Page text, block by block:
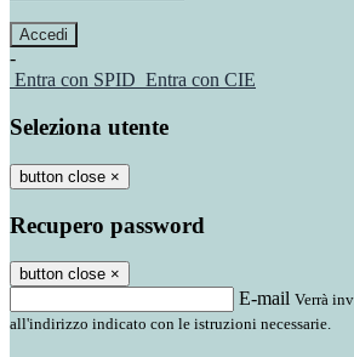
-
Entra con SPID Entra con CIE
Seleziona utente
button close ×
Recupero password
button close ×
E-mail Verrà
all'indirizzo indicato con le istruzioni necessarie.